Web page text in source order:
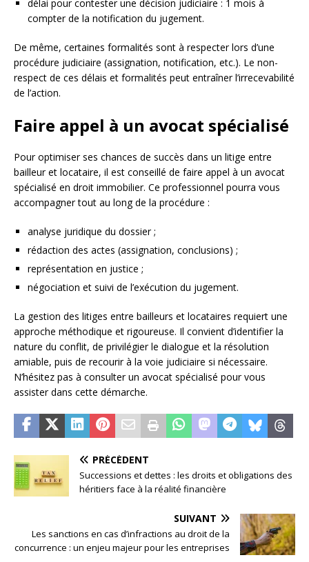
délai pour contester une décision judiciaire : 1 mois à
compter de la notification du jugement.
De même, certaines formalités sont à respecter lors d’une
procédure judiciaire (assignation, notification, etc.). Le non-
respect de ces délais et formalités peut entraîner l’irrecevabilité
de l’action.
Faire appel à un avocat spécialisé
Pour optimiser ses chances de succès dans un litige entre
bailleur et locataire, il est conseillé de faire appel à un avocat
spécialisé en droit immobilier. Ce professionnel pourra vous
accompagner tout au long de la procédure :
analyse juridique du dossier ;
rédaction des actes (assignation, conclusions) ;
représentation en justice ;
négociation et suivi de l’exécution du jugement.
La gestion des litiges entre bailleurs et locataires requiert une
approche méthodique et rigoureuse. Il convient d’identifier la
nature du conflit, de privilégier le dialogue et la résolution
amiable, puis de recourir à la voie judiciaire si nécessaire.
N’hésitez pas à consulter un avocat spécialisé pour vous
assister dans cette démarche.
PRÉCÉDENT
Successions et dettes : les droits et obligations des
héritiers face à la réalité financière
SUIVANT
Les sanctions en cas d’infractions au droit de la
concurrence : un enjeu majeur pour les entreprises